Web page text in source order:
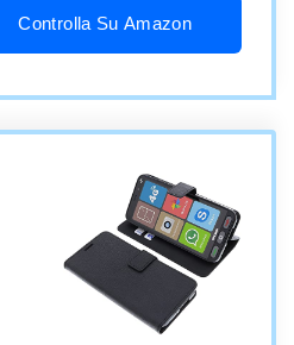
Controlla Su Amazon